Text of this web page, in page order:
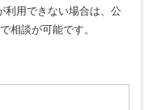
利用できない場合は、公
相談が可能です。